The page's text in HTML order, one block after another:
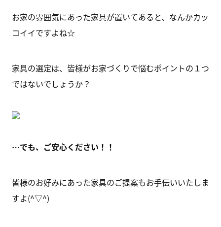
お家の雰囲気にあった家具が置いてあると、なんかカッ
コイイですよね☆
家具の選定は、皆様がお家づくりで悩むポイントの１つ
ではないでしょうか？
…でも、ご安心ください！！
皆様のお好みにあった家具のご提案もお手伝いいたしま
すよ(^▽^)